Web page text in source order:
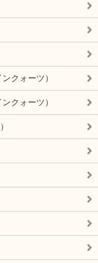
クォーツ）
クォーツ）